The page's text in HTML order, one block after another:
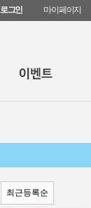
로그인 마이페이지
최근등록순